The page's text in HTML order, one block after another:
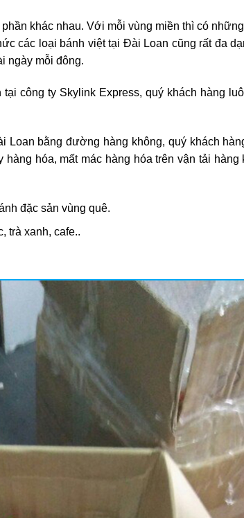
khác nhau. Với mỗi vùng miền thì có
các loại bánh việt tại Đài Loan cũng rất đa
ngày mỗi đông.
tại công ty Skylink Express, quý khách hàng
bằng đường hàng không, quý khách
hóa, mất mác hàng hóa trên vận tải hàng
đặc sản vùng quê.
trà xanh, cafe..